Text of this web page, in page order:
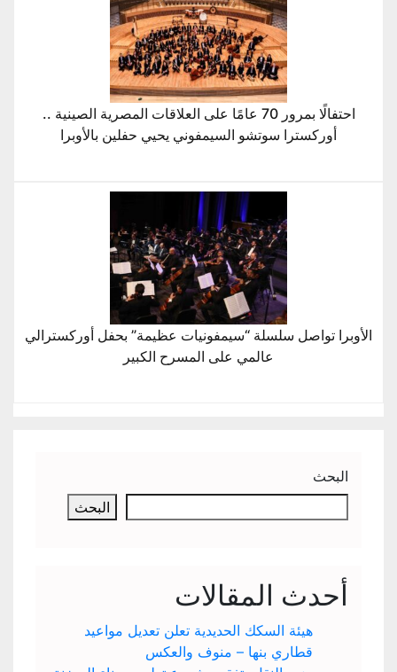
احتفالًا بمرور 70 عامًا على العلاقات المصرية الصينية ..
أوركسترا سوتشو السيمفوني يحيي حفلين بالأوبرا
الأوبرا تواصل سلسلة “سيمفونيات عظيمة” بحفل أوركسترالي
عالمي على المسرح الكبير
البحث
البحث
أحدث المقالات
هيئة السكك الحديدية تعلن تعديل مواعيد
قطاري بنها – منوف والعكس